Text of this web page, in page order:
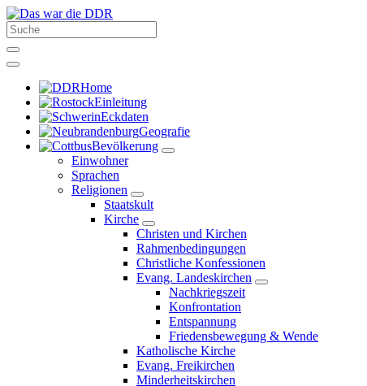
Home
Einleitung
Eckdaten
Geografie
Bevölkerung
Einwohner
Sprachen
Religionen
Staatskult
Kirche
Christen und Kirchen
Rahmenbedingungen
Christliche Konfessionen
Evang. Landeskirchen
Nachkriegszeit
Konfrontation
Entspannung
Friedensbewegung & Wende
Katholische Kirche
Evang. Freikirchen
Minderheitskirchen